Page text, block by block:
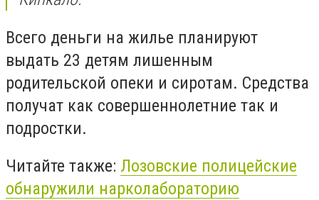
Всего деньги на жилье планируют
выдать 23 детям лишенным
родительской опеки и сиротам. Средства
получат как совершеннолетние так и
подростки.
Читайте также: Лозовские полицейские
обнаружили нарколабораторию